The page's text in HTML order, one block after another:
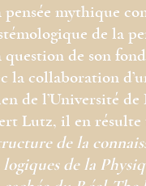
pensée mythique
de la
question de son
la collaboration
de l’Université de
Lutz, il en
de la
de la